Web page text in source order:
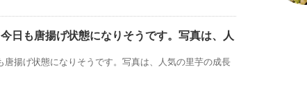
日も唐揚げ状態になりそうです。写真は、人
唐揚げ状態になりそうです。写真は、人気の里芋の成長